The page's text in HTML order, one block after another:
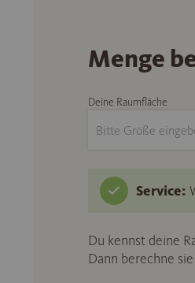
Menge
Deine Raumfläche
Service:
Du kennst deine
Dann berechne